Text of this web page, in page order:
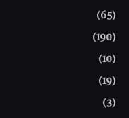
(65)
(190)
(10)
(19)
(3)